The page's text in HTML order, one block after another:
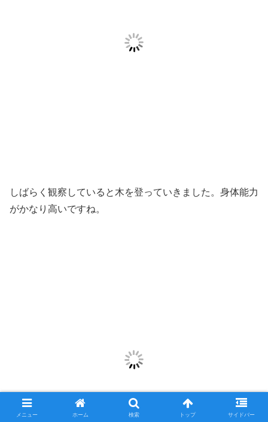
しばらく観察していると木を登っていきました。身体能力
がかなり高いですね。
メニュー ホーム 検索 トップ サイドバー